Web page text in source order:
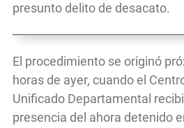
presunto delito de desacato.
El procedimiento se originó
horas de ayer, cuando el
Unificado Departamental
presencia del ahora detenido